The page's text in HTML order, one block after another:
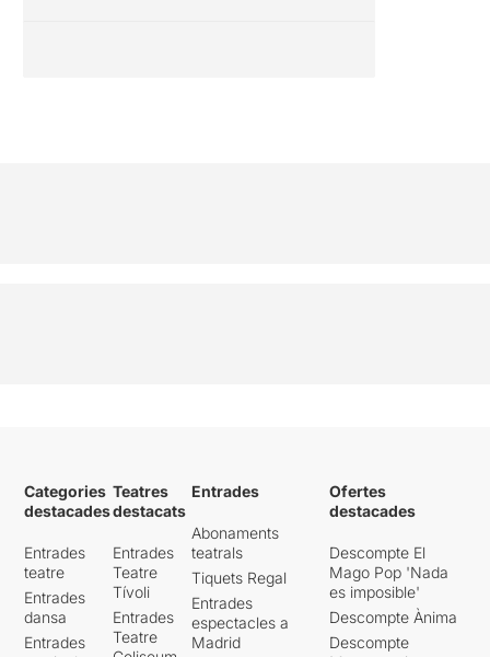
Categories
destacades
Entrades
teatre
Entrades
dansa
Entrades
Teatres
destacats
Entrades
Teatre
Tívoli
Entrades
Teatre
Entrades
Abonaments
teatrals
Tiquets Regal
Entrades
espectacles a
Madrid
Ofertes
destacades
Descompte El
Mago Pop 'Nada
es imposible'
Descompte Ànima
Descompte